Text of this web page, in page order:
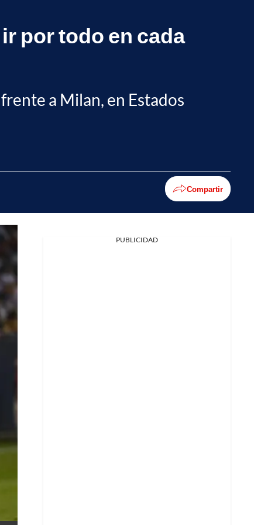
por todo en cada
a Milan, en Estados
Compartir
PUBLICIDAD